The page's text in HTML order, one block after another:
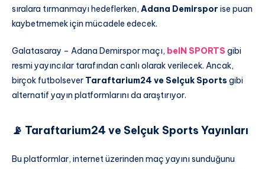
sıralara tırmanmayı hedeflerken, Adana Demirspor ise puan
kaybetmemek için mücadele edecek.
Galatasaray – Adana Demirspor maçı, beIN SPORTS gibi
resmi yayıncılar tarafından canlı olarak verilecek. Ancak,
birçok futbolsever Taraftarium24 ve Selçuk Sports gibi
alternatif yayın platformlarını da araştırıyor.
📡 Taraftarium24 ve Selçuk Sports Yayınları
Bu platformlar, internet üzerinden maç yayını sunduğunu